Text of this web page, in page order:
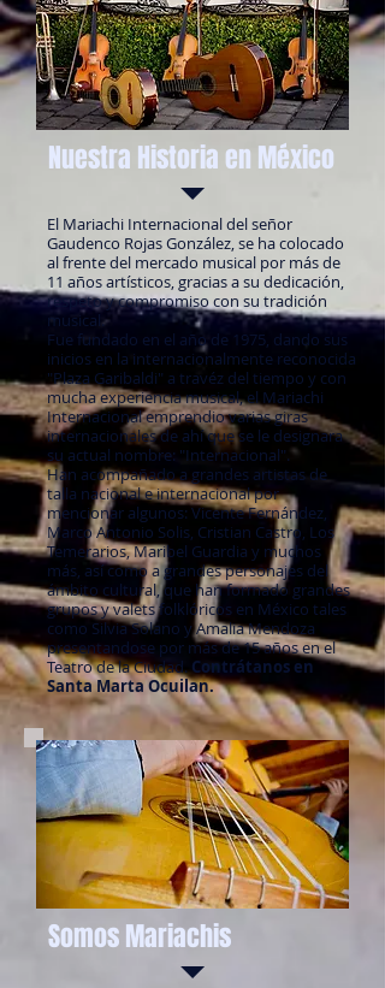
Nuestra Historia en México
El Mariachi Internacional del señor
Gaudenco Rojas González, se ha colocado
al frente del mercado musical por más de
11 años artísticos, gracias a su dedicación,
respeto y compromiso con su tradición
musical.
Fue fundado en el año de 1975, dando sus
inicios en la internacionalmente reconocida
"Plaza Garibaldi" a travéz del tiempo y con
mucha experiencia musical, el Mariachi
Internacional emprendio varias giras
internacionales de ahí que se le designara
su actual nombre: "Internacional".
Han acompañado a grandes artistas de
talla nacional e internacional por
mencionar algunos: Vicente Fernández,
Marco Antonio Solis, Cristian Castro, Los
Temerarios, Maribel Guardia y muchos
más, así como a grandes personajes del
ámbito cultural, que han formado grandes
grupos y valets folklóricos en México tales
como Silvia Solano y Amalia Mendoza
presentandose por más de 15 años en el
Teatro de la Ciudad. Contrátanos en
Santa Marta Ocuilan.
Somos Mariachis